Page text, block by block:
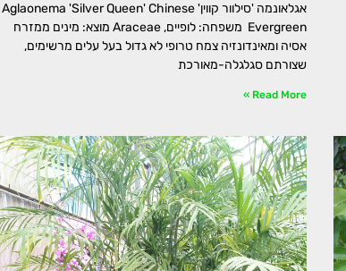
אגלאונמה 'סילוור קווין' Aglaonema 'Silver Queen' Chinese
Evergreen משפחה: לופיים, Araceae מוצא: מינים ממזרח
אסיה ומאינדונזיה צמח טרופי לא גדול בעל עלים מרשימים,
שצורתם סגלגלה-מאורכת
Read More »